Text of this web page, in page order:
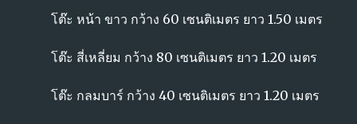
โต๊ะ หน้า ขาว กว้าง 60 เซนติเมตร ยาว 1.50 เมตร
โต๊ะ สี่เหลี่ยม กว้าง 80 เซนติเมตร ยาว 1.20 เมตร
โต๊ะ กลมบาร์ กว้าง 40 เซนติเมตร ยาว 1.20 เมตร